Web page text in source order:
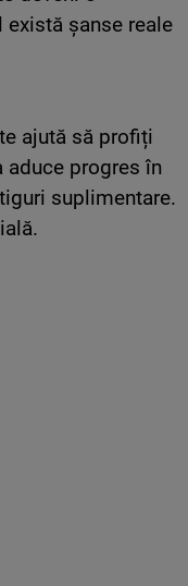
șanse reale
ajută să profiți
aduce progres în
suplimentare.